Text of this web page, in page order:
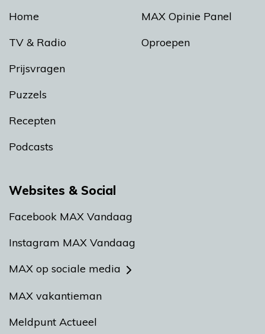
Home
TV & Radio
Prijsvragen
Puzzels
Recepten
Podcasts
MAX Opinie Panel
Oproepen
Websites & Social
Facebook MAX Vandaag
Instagram MAX Vandaag
MAX op sociale media
MAX vakantieman
Meldpunt Actueel